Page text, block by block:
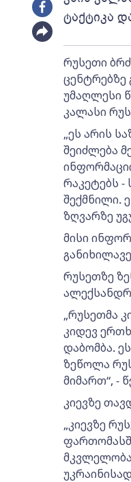
ტაქტიკა
რუსეთი
ცენტრებზე
უმაღლესი
კალასი
„ეს არის
შეიძლება
რაკეტებს
შექმნილი.
ზღვარზე
მისი
რუსეთზე
„რუსეთმა
კიდევ
დაბომბა.
ზეწოლა
მიმართ“, -
კიევზე
„კიევზე